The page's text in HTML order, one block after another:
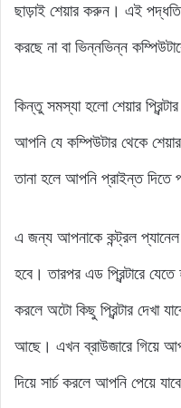
ছাড়াই শেয়ার করুন। এই
করছে না বা ভিন্নভিন্ন
কিন্তু সমস্যা হলো শেয়ার প্রিন্টার
আপনি যে কম্পিউটার থেকে
তানা হলে আপনি প্রাইন্ত দিতে
এ জন্য আপনাকে কন্ট্রল প্যানেল
হবে। তারপর এড প্রিন্টারে
করলে অটো কিছু প্রিন্টার দেখা
আছে। এখন ব্রাউজারে গিয়ে
দিয়ে সার্চ করলে আপনি পেয়ে